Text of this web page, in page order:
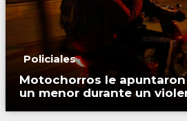
Policiales
Motochorros le apuntaron
un menor durante un